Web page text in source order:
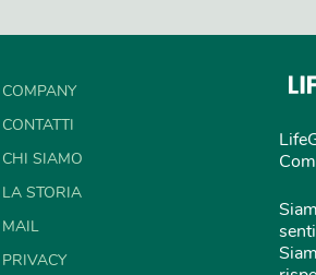
COMPANY
CONTATTI
CHI SIAMO
LA STORIA
MAIL
PRIVACY